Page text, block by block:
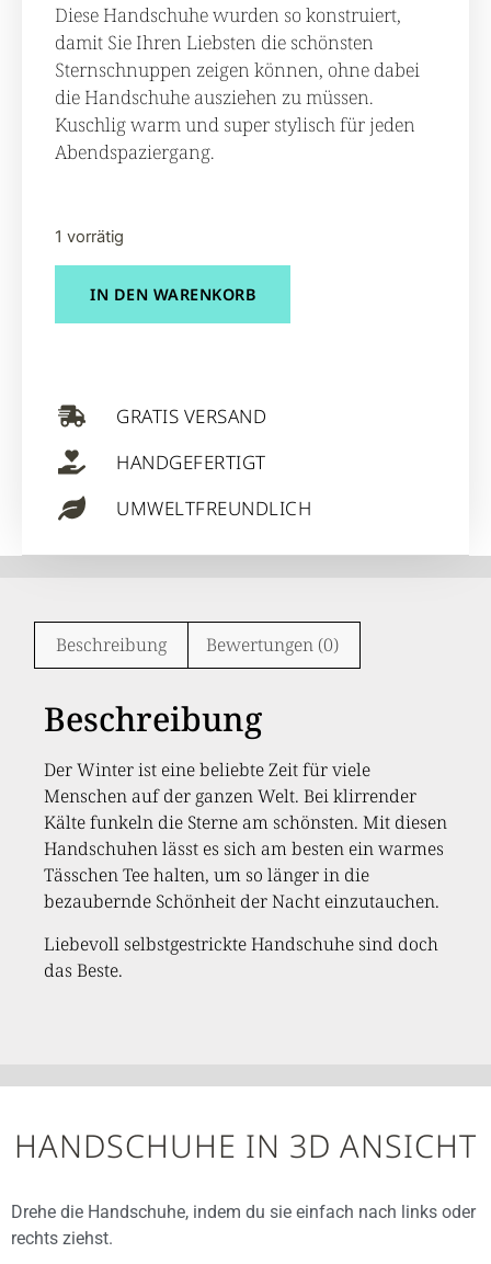
Diese Handschuhe wurden so konstruiert,
damit Sie Ihren Liebsten die schönsten
Sternschnuppen zeigen können, ohne dabei
die Handschuhe ausziehen zu müssen.
Kuschlig warm und super stylisch für jeden
Abendspaziergang.
1 vorrätig
IN DEN WARENKORB
GRATIS VERSAND
HANDGEFERTIGT
UMWELTFREUNDLICH
Beschreibung Bewertungen (0)
Beschreibung
Der Winter ist eine beliebte Zeit für viele
Menschen auf der ganzen Welt. Bei klirrender
Kälte funkeln die Sterne am schönsten. Mit diesen
Handschuhen lässt es sich am besten ein warmes
Tässchen Tee halten, um so länger in die
bezaubernde Schönheit der Nacht einzutauchen.
Liebevoll selbstgestrickte Handschuhe sind doch
das Beste.
HANDSCHUHE IN 3D ANSICHT
Drehe die Handschuhe, indem du sie einfach nach links oder
rechts ziehst.